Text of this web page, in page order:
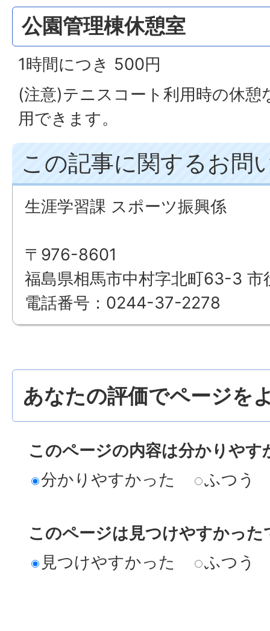
公園管理棟休憩室
1時間につき 500円
(注意)テニスコート利用時の休憩
用できます。
この記事に関するお問
生涯学習課 スポーツ振興係
〒976-8601
福島県相馬市中村字北町63-3 市
電話番号：0244-37-2278
あなたの評価でページを
このページの内容は分かりやす
分かりやすかった
ふつう
このページは見つけやすかった
見つけやすかった
ふつう